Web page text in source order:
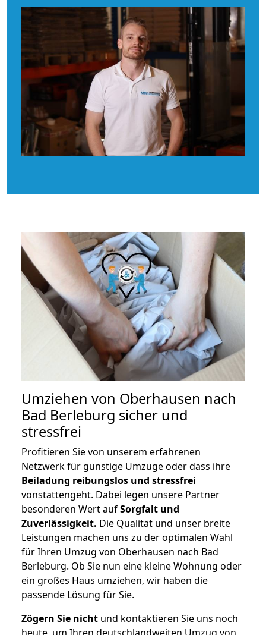
Umziehen von Oberhausen nach
Bad Berleburg sicher und
stressfrei
Profitieren Sie von unserem erfahrenen
Netzwerk für günstige Umzüge oder dass ihre
Beiladung reibungslos und stressfrei
vonstattengeht. Dabei legen unsere Partner
besonderen Wert aufSorgfalt und
Zuverlässigkeit. Die Qualität und unser breite
Leistungen machen uns zu der optimalen Wahl
für Ihren Umzug von Oberhausen nach Bad
Berleburg. Ob Sie nun eine kleine Wohnung oder
ein großes Haus umziehen, wir haben die
passende Lösung für Sie.
Zögern Sie nicht und kontaktieren Sie uns noch